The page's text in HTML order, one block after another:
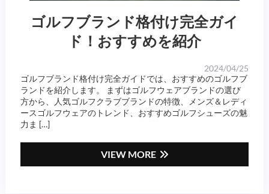
ゴルフブランド格付け完全ガイ
ド！おすすめを紹介
2024/04/25
ゴルフブランド格付け完全ガイドでは、おすすめのゴルフブ
ランドを紹介します。 まずはゴルフウェアブランドの選び
方から、人気ゴルフクラブブランドの特徴、メンズ＆レディ
ースゴルフウェアのトレンド、おすすめゴルフシューズの魅
力ま […]
VIEW MORE